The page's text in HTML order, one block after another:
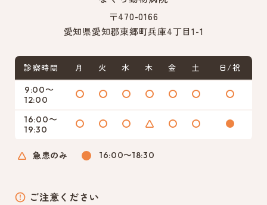
〒470-0166
愛知県愛知郡東郷町兵庫4丁目1-1
診察時間 月 火 水 木 金 土 日/祝
9:00〜
12:00
16:00〜
19:30
急患のみ 16:00〜18:30
ご注意ください